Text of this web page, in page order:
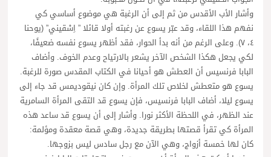
وأشار الأب الأقدس من ثم إلى أن الرغبة هي موضوع أساسي كي
نفهم هذا اللقاء، وقد عبّر يسوع عن رغبته أولا قائلا ” اِسْقيني” (يوحنا
٤، ٧). وعلى الرغم من أنه بدأ الحوار، فقد أظهر يسوع نفسه ضعيفًا،
لكي يجعل هكذا الشخص الآخر يشعر بالارتياح وعدم الخوف. وأضاف
البابا فرنسيس أن العطش هو أحيانا في الكتاب المقدس صورة للرغبة.
يسوع هو متعطش لخلاص تلك المرأة. وإن كان نيقوديمس قد جاء إلى
يسوع ليلا، أضاف البابا فرنسيس، فإن يسوع قد التقى المرأة السامرية
عند الظهر، في اللحظة الأكثر نورا. وأشار إلى أن يسوع قد ساعد هذه
المرأة كي تقرأ قصتها بطريقة جديدة، وهي قصة معقدة ومؤلمة:
كان لها خمسة أزواج، وهي الآن مع رجل سادس ليس بزوجها.